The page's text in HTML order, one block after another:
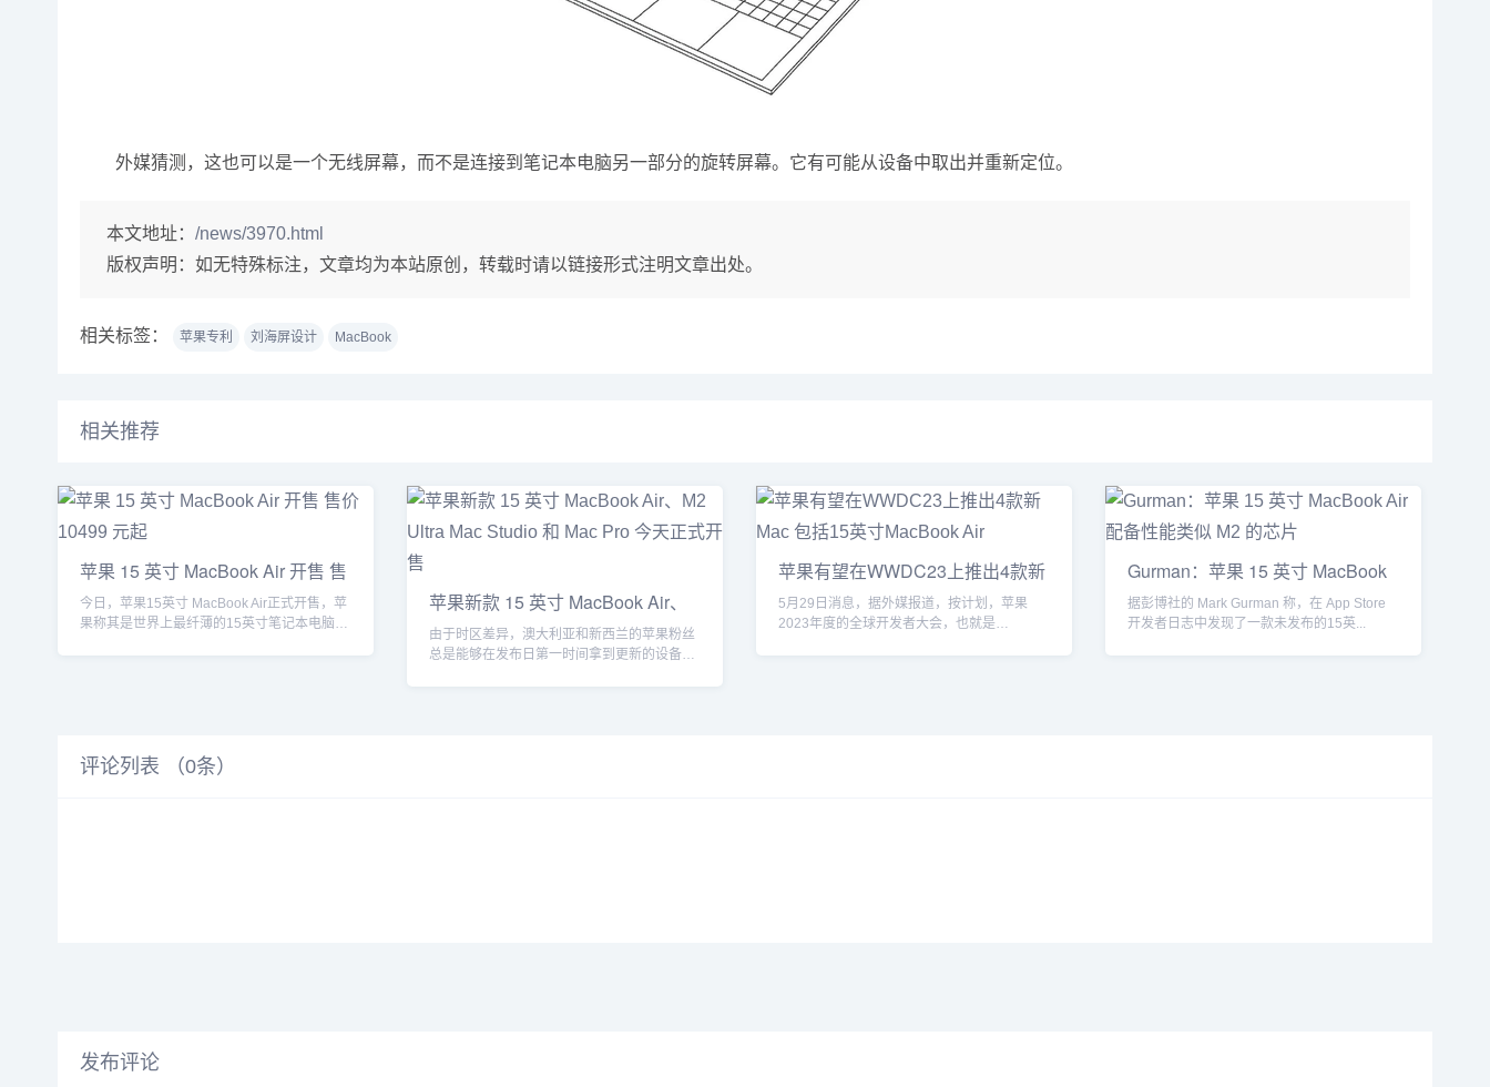
外媒猜测，这也可以是一个无线屏幕，而不是连接到笔记本电脑另一部分的旋转屏幕。它有可能从设备中取出并重新定位。
本文地址： /news/3970.html
版权声明： 如无特殊标注，文章均为本站原创，转载时请以链接形式注明文章出处。
相关标签： 苹果专利 刘海屏设计 MacBook
相关推荐
苹果 15 英寸 MacBook Air 开售 售
今日，苹果15英寸 MacBook Air正式开售，苹
果称其是世界上最纤薄的15英寸笔记本电脑，
苹果新款 15 英寸 MacBook Air、
M2
由于时区差异，澳大利亚和新西兰的苹果粉丝
总是能够在发布日第一时间拿到更新的设备。
苹果有望在WWDC23上推出4款新
Mac
5月29日消息，据外媒报道，按计划，苹果
2023年度的全球开发者大会，也就是
Gurman：苹果 15 英寸 MacBook
Air
据彭博社的 Mark Gurman 称，在 App Store
开发者日志中发现了一款未发布的15英...
评论列表 （0条）
发布评论